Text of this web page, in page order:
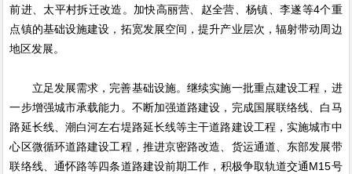
前进、太平村拆迁改造。加快高丽营、赵全营、杨镇、李遂等4个重
点镇的基础设施建设，拓宽发展空间，提升产业层次，辐射带动周边
地区发展。
立足发展需求，完善基础设施。继续实施一批重点建设工程，进
一步增强城市承载能力。不断加强道路建设，完成国展联络线、白马
路延长线、潮白河左右堤路延长线等主干道路建设工程，实施城市中
心区微循环道路建设工程，推进京密路改造、货运通道、东部发展带
联络线、通怀路等四条道路建设前期工作，积极争取轨道交通M15号